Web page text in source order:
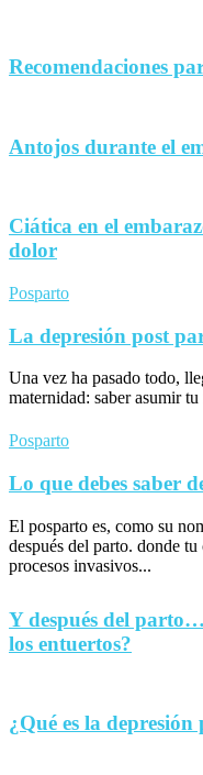
Recomendaciones
Antojos durante el
Ciática en el
dolor
Posparto
La depresión post
Una vez ha pasado todo,
maternidad: saber asumir
Posparto
Lo que debes saber
El posparto es, como su
después del parto. donde
procesos invasivos...
Y después del
los entuertos?
¿Qué es la depresión